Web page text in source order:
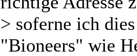
> soferne ich
"Bioneers" wie